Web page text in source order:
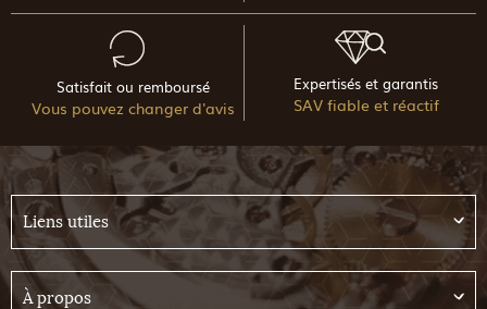
Satisfait ou remboursé
Vous pouvez changer d'avis
Expertisés et garantis
SAV fiable et réactif
Liens utiles
À propos